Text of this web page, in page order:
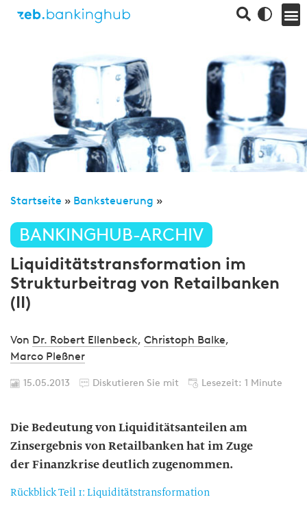
Startseite » Banksteuerung »
BANKINGHUB-ARCHIV
Liquiditätstransformation im
Strukturbeitrag von Retailbanken
(II)
Von Dr. Robert Ellenbeck, Christoph Balke,
Marco Pleßner
15.05.2013 Diskutieren Sie mit Lesezeit: 1 Minute
Die Bedeutung von Liquiditätsanteilen am
Zinsergebnis von Retailbanken hat im Zuge
der Finanzkrise deutlich zugenommen.
Rückblick Teil 1: Liquiditätstransformation